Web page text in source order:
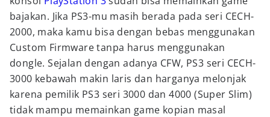
bajakan. Jika PS3-mu masih berada pada seri CECH-
2000, maka kamu bisa dengan bebas menggunakan
Custom Firmware tanpa harus menggunakan
dongle. Sejalan dengan adanya CFW, PS3 seri CECH-
3000 kebawah makin laris dan harganya melonjak
karena pemilik PS3 seri 3000 dan 4000 (Super Slim)
tidak mampu memainkan game kopian masal